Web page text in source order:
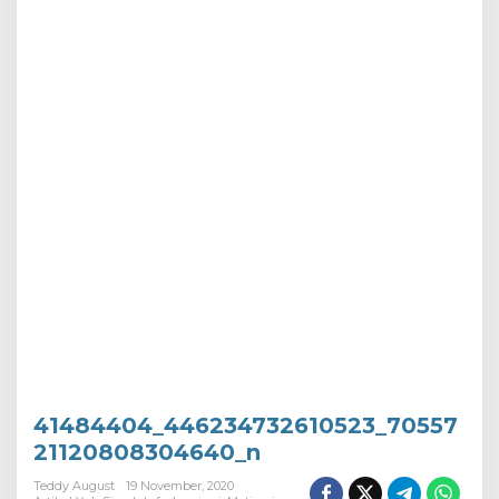
41484404_446234732610523_70557
21120808304640_n
Teddy August
19 November, 2020